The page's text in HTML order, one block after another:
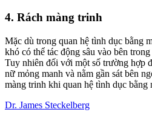
4. Rách màng trinh
Mặc dù trong quan hệ tình dục bằng
khó có thể tác động sâu vào bên
Tuy nhiên đối với một số trường hợp
nữ mỏng manh và nằm gần sát bên
màng trinh khi quan hệ tình dục bằng
Dr. James Steckelberg